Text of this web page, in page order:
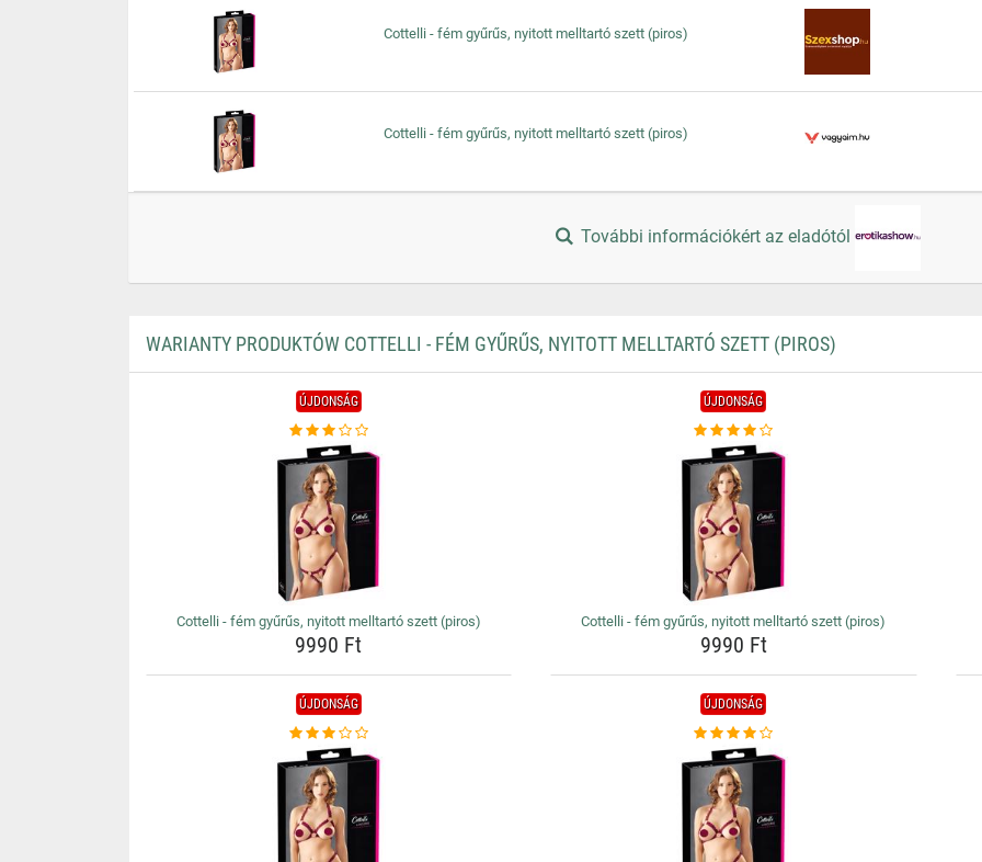
Cottelli - fém gyűrűs, nyitott melltartó szett (piros)
Cottelli - fém gyűrűs, nyitott melltartó szett (piros)
További információkért az eladótól
WARIANTY PRODUKTÓW COTTELLI - FÉM GYŰRŰS, NYITOTT MELLTARTÓ SZETT (PIROS)
ÚJDONSÁG
Cottelli - fém gyűrűs, nyitott melltartó szett (piros)
9990 Ft
ÚJDONSÁG
Cottelli - fém gyűrűs, nyitott melltartó szett (piros)
9990 Ft
ÚJDONSÁG ÚJDONSÁG